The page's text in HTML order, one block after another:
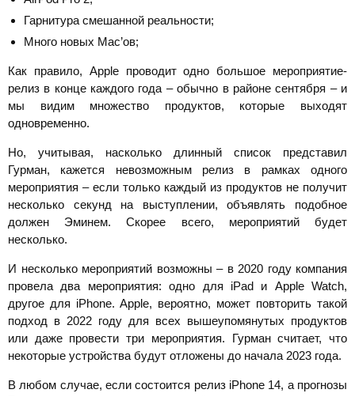
Гарнитура смешанной реальности;
Много новых Mac’ов;
Как правило, Apple проводит одно большое мероприятие-
релиз в конце каждого года – обычно в районе сентября – и
мы видим множество продуктов, которые выходят
одновременно.
Но, учитывая, насколько длинный список представил
Гурман, кажется невозможным релиз в рамках одного
мероприятия – если только каждый из продуктов не получит
несколько секунд на выступлении, объявлять подобное
должен Эминем. Скорее всего, мероприятий будет
несколько.
И несколько мероприятий возможны – в 2020 году компания
провела два мероприятия: одно для iPad и Apple Watch,
другое для iPhone. Apple, вероятно, может повторить такой
подход в 2022 году для всех вышеупомянутых продуктов
или даже провести три мероприятия. Гурман считает, что
некоторые устройства будут отложены до начала 2023 года.
В любом случае, если состоится релиз iPhone 14, а прогнозы